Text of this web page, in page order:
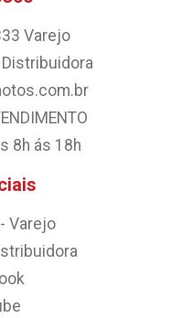
Varejo
8h ás 18h
Varejo